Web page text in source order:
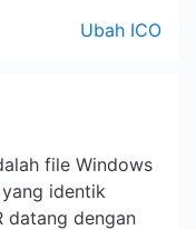
Ubah ICO
file Windows
identik
datang dengan